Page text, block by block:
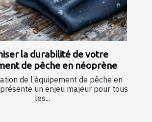
la durabilité de votre
de pêche en néoprène
de l’équipement de pêche en
un enjeu majeur pour tous
les...